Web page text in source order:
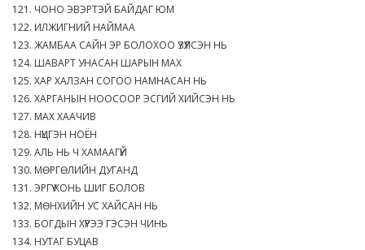
121. ЧОНО ЭВЭРТЭЙ БАЙДАГ ЮМ
122. ИЛЖИГНИЙ НАЙМАА
123. ЖАМБАА САЙН ЭР БОЛОХОО ҮЗҮҮЛСЭН НЬ
124. ШАВАРТ УНАСАН ШАРЫН МАХ
125. ХАР ХАЛЗАН СОГОО НАМНАСАН НЬ
126. ХАРГАНЫН НООСООР ЭСГИЙ ХИЙСЭН НЬ
127. МАХ ХААЧИВ
128. НҮЦГЭН НОЁН
129. АЛЬ НЬ Ч ХАМААГҮЙ
130. МӨРГӨЛИЙН ДУГАНД
131. ЭРГҮҮ ХОНЬ ШИГ БОЛОВ
132. МӨНХИЙН УС ХАЙСАН НЬ
133. БОГДЫН ХҮРЭЭ ГЭСЭН ЧИНЬ
134. НУТАГ БУЦАВ